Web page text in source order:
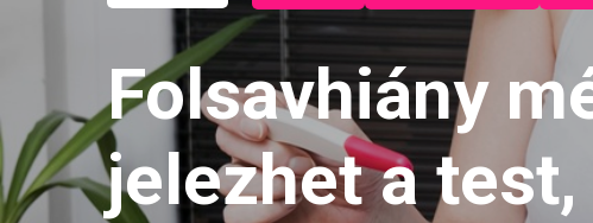
Folsavhiány
jelezhet a